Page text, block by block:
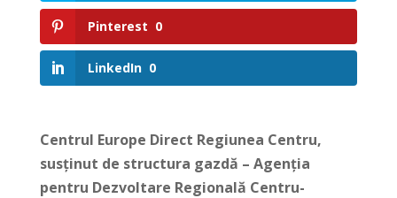
Pinterest 0
LinkedIn 0
Centrul Europe Direct Regiunea Centru,
susținut de structura gazdă – Agenția
pentru Dezvoltare Regională Centru-